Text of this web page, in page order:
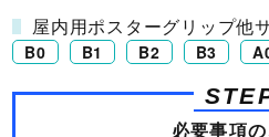
屋内用ポスターグリップ他
B0 B1 B2 B3
必要事項